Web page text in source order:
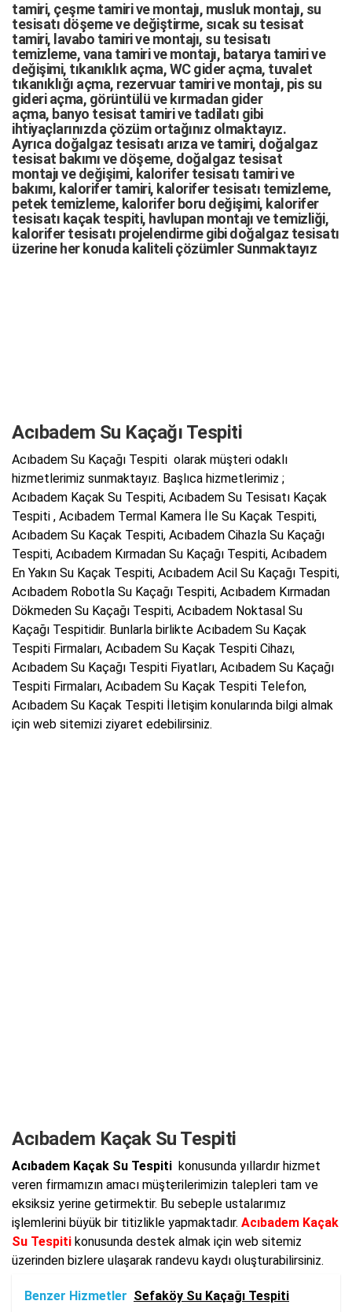
tamiri, çeşme tamirivemontajı, musluk montajı, su
tesisatı döşemeve değiştirme, sıcak su tesisat
tamiri, lavabo tamirivemontajı, su tesisatı
temizleme,vana tamirivemontajı, batarya tamirive
değişimi, tıkanıklık açma,WC gider açma, tuvalet
tıkanıklığı açma, rezervuar tamirive montajı, pis su
gideri açma, görüntülü ve kırmadan gider
açma, banyo tesisat tamirivetadilatı gibi
ihtiyaçlarınızda çözüm ortağınız olmaktayız.
Ayrıca doğalgaz tesisatı arızave tamiri, doğalgaz
tesisat bakımıve döşeme, doğalgaz tesisat
montajıve değişimi, kalorifer tesisatı tamiri ve
bakımı, kalorifer tamiri, kalorifer tesisatı temizleme,
petek temizleme, kalorifer boru değişimi, kalorifer
tesisatı kaçak tespiti, havlupan montajı ve temizliği,
kalorifer tesisatı projelendirme gibi d oğalgaz tesisatı
üzerine her konuda kaliteli çözümler Sunmaktayız
Acıbadem Su Kaçağı Tespiti
Acıbadem Su Kaçağı Tespiti olarak müşteri odaklı
hizmetlerimiz sunmaktayız. Başlıca hizmetlerimiz ;
Acıbadem Kaçak Su Tespiti, Acıbadem Su Tesisatı Kaçak
Tespiti , Acıbadem Termal Kamera İle Su Kaçak Tespiti,
Acıbadem Su Kaçak Tespiti, Acıbadem Cihazla Su Kaçağı
Tespiti, Acıbadem Kırmadan Su Kaçağı Tespiti, Acıbadem
En Yakın Su Kaçak Tespiti, Acıbadem Acil Su Kaçağı Tespiti,
Acıbadem Robotla Su Kaçağı Tespiti, Acıbadem Kırmadan
Dökmeden Su Kaçağı Tespiti, Acıbadem Noktasal Su
Kaçağı Tespitidir. Bunlarla birlikte Acıbadem Su Kaçak
Tespiti Firmaları, Acıbadem Su Kaçak Tespiti Cihazı,
Acıbadem Su Kaçağı Tespiti Fiyatları, Acıbadem Su Kaçağı
Tespiti Firmaları, Acıbadem Su Kaçak Tespiti Telefon,
Acıbadem Su Kaçak Tespiti İletişim konularında bilgi almak
için web sitemizi ziyaret edebilirsiniz.
Acıbadem Kaçak Su Tespiti
Acıbadem Kaçak Su Tespiti konusunda yıllardır hizmet
veren firmamızın amacı müşterilerimizin talepleri tam ve
eksiksiz yerine getirmektir. Bu sebeple ustalarımız
işlemlerini büyük bir titizlikle yapmaktadır. Acıbadem Kaçak
Su Tespiti konusunda destek almak için web sitemiz
üzerinden bizlere ulaşarak randevu kaydı oluşturabilirsiniz.
Benzer Hizmetler Sefaköy Su Kaçağı Tespiti